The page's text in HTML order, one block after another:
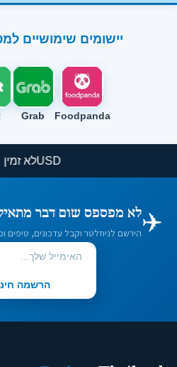
יישומים שימושיים
Foodpanda
Grab
USDלא
✈️לא מפספס שום דבר
הירשם לניוזלטר וקבל עדכונים, טיפים
הרשמה